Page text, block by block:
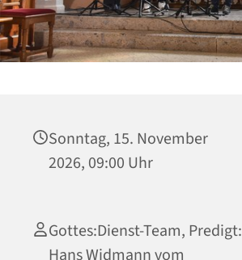
Sonntag, 15. November
2026, 09:00 Uhr
Gottes:Dienst-Team, Predigt:
Hans Widmann vom